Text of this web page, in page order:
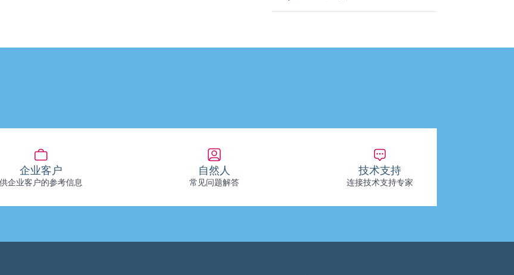
企业客户
供企业客户的参考信息
自然人
常见问题解答
技术支持
连接技术支持专家